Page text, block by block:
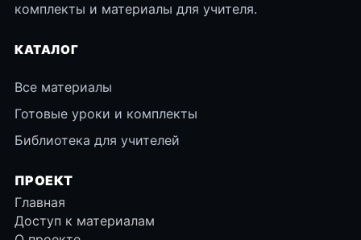
комплекты и материалы для учителя.
КАТАЛОГ
Все материалы
Готовые уроки и комплекты
Библиотека для учителей
ПРОЕКТ
Главная
Доступ к материалам